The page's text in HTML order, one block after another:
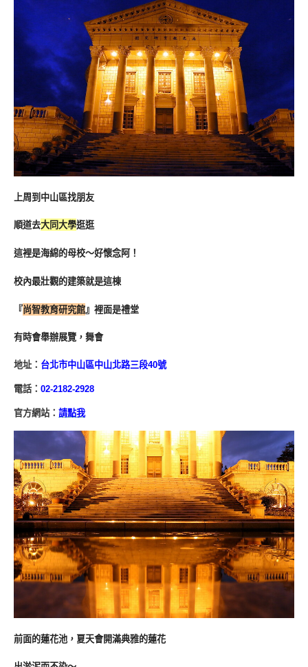
上周到中山區找朋友
順道去大同大學逛逛
這裡是海綿的母校～好懷念阿！
校內最壯觀的建築就是這棟
『尚智教育研究館』裡面是禮堂
有時會舉辦展覽，舞會
地址： 台北市中山區中山北路三段40號
電話： 02-2182-2928
官方網站： 請點我
前面的蓮花池，夏天會開滿典雅的蓮花